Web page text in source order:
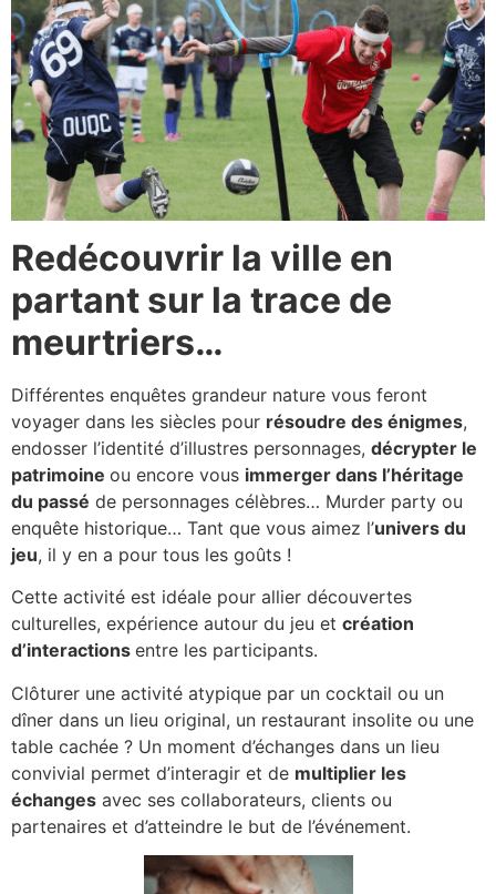
Redécouvrir la ville en
partant sur la trace de
meurtriers…
Différentes enquêtes grandeur nature vous feront
voyager dans les siècles pour résoudre des énigmes,
endosser l’identité d’illustres personnages, décrypter le
patrimoine ou encore vous immerger dans l’héritage
du passé de personnages célèbres… Murder party ou
enquête historique… Tant que vous aimez l’univers du
jeu, il y en a pour tous les goûts !
Cette activité est idéale pour allier découvertes
culturelles, expérience autour du jeu et création
d’interactions entre les participants.
Clôturer une activité atypique par un cocktail ou un
dîner dans un lieu original, un restaurant insolite ou une
table cachée ? Un moment d’échanges dans un lieu
convivial permet d’interagir et de multiplier les
échanges avec ses collaborateurs, clients ou
partenaires et d’atteindre le but de l’événement.